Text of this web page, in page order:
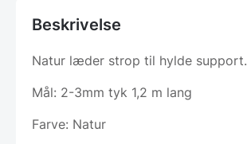
Beskrivelse
Natur læder strop til hylde support.
Mål: 2-3mm tyk 1,2 m lang
Farve: Natur